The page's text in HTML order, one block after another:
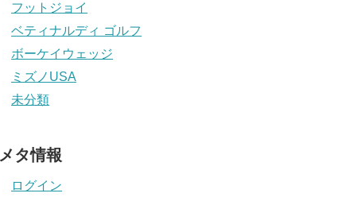
フットジョイ
ベティナルディ ゴルフ
ボーケイウェッジ
ミズノUSA
未分類
メタ情報
ログイン